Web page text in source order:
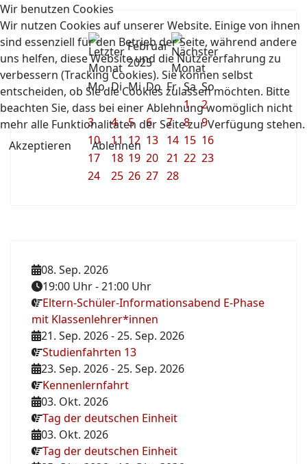
Februar
2025
Mo Di Mi Do Fr Sa So
1
2
3
4 5 6 7 8
9
10
11 12 13 14 15 16
17
18 19 20 21 22 23
24
25 26 27 28
08. Sep. 2026
19:00 Uhr-21:00 Uhr
Eltern-Schüler-Informationsabend E-Phase
mit Klassenlehrer*innen
21. Sep. 2026-25. Sep. 2026
Studienfahrten 13
23. Sep. 2026-25. Sep. 2026
Kennenlernfahrt
03. Okt. 2026
Tag der deutschen Einheit
03. Okt. 2026
Tag der deutschen Einheit
Wir benutzen Cookies
Wir nutzen Cookies auf unserer Website. Einige von ihnen
sind essenziell für den Betrieb der Seite, während andere
uns helfen, diese Website und die Nutzererfahrung zu
verbessern (Tracking Cookies). Sie können selbst
entscheiden, ob Sie die Cookies zulassen möchten. Bitte
beachten Sie, dass bei einer Ablehnung womöglich nicht
mehr alle Funktionalitäten der Seite zur Verfügung stehen.
Akzeptieren
Ablehnen